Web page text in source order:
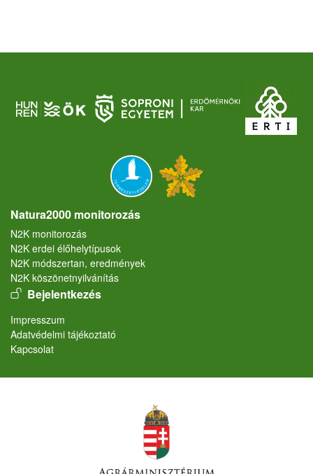
Natura2000 monitorozás
N2K monitorozás
N2K erdei élőhelytípusok
N2K módszertan, eredmények
N2K köszönetnyilvánítás
User account menu
Bejelentkezés
Lábléc
Impresszum
Adatvédelmi tájékoztató
Kapcsolat